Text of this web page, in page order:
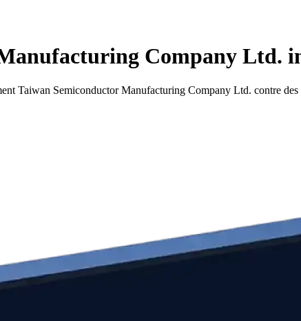
Company Ltd.
Taiwan Semiconductor Manufacturing Company Ltd. contre